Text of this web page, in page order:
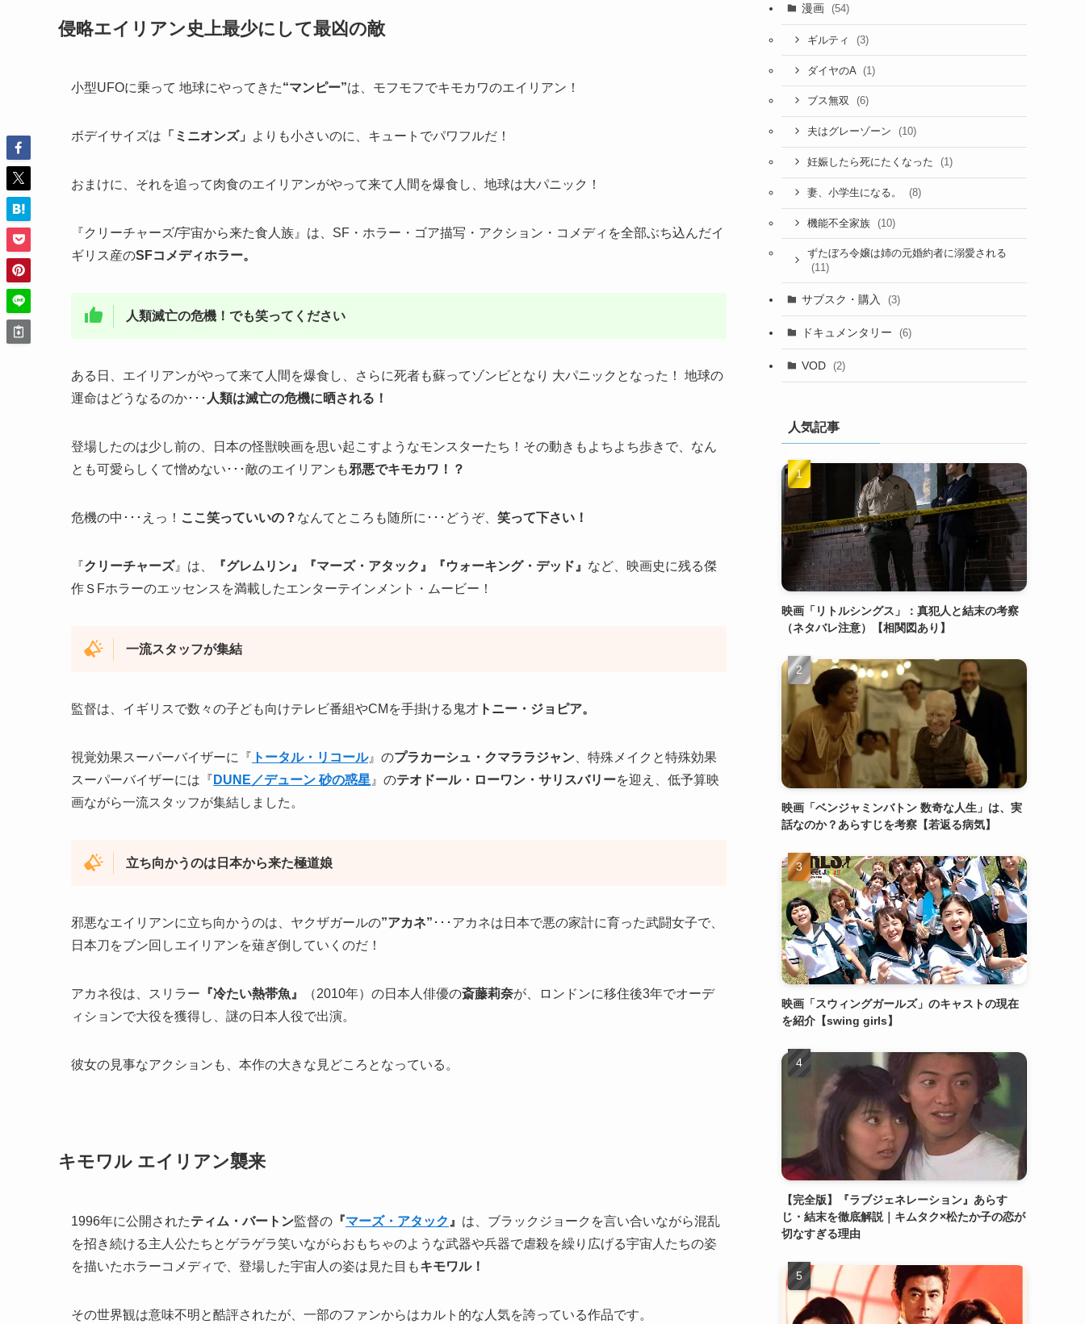
侵略エイリアン史上最少にして最凶の敵
小型UFOに乗って 地球にやってきた“マンピー”は、モフモフでキモカワのエイリアン！
ボデイサイズは 「ミニオンズ」 よりも小さいのに、キュートでパワフルだ！
おまけに、それを追って肉食のエイリアンがやって来て人間を爆食し、地球は大パニック！
『クリーチャーズ/宇宙から来た食人族』は、SF・ホラー・ゴア描写・アクション・コメディを全部ぶち込んだイ
ギリス産のSFコメディホラー。
人類滅亡の危機！ でも笑ってください
ある日、エイリアンがやって来て人間を爆食し、さらに死者も蘇ってゾンビとなり 大パニックとなった！ 地球の
運命はどうなるのか･･･ 人類は滅亡の危機に晒される！
登場したのは少し前の、日本の怪獣映画を思い起こすようなモンスターたち！その動きもよちよち歩きで、なん
とも可愛らしくて憎めない･･･敵のエイリアンも邪悪でキモカワ！？
危機の中･･･えっ！ ここ笑っていいの？ なんてところも随所に･･･どうぞ、 笑って下さい！
『クリーチャーズ』は、 『グレムリン』『マーズ・アタック』『ウォーキング・デッド』 など、映画史に残る傑
作ＳFホラーのエッセンスを満載したエンターテインメント・ムービー！
一流スタッフが集結
監督は、イギリスで数々の子ども向けテレビ番組やCMを手掛ける鬼才 トニー・ジョピア。
視覚効果スーパーバイザーに『 トータル・リコール』のプラカーシュ・クマララジャン 、特殊メイクと特殊効果
スーパーバイザーには『 DUNE／デューン 砂の惑星 』のテオドール・ローワン・サリスバリーを迎え、低予算映
画ながら一流スタッフが集結しました。
立ち向かうのは日本から来た極道娘
邪悪なエイリアンに立ち向かうのは、ヤクザガールの”アカネ” ･･･アカネは日本で悪の家計に育った武闘女子で、
日本刀をブン回しエイリアンを薙ぎ倒していくのだ！
アカネ役は、スリラー 『冷たい熱帯魚』 （2010年）の日本人俳優の斎藤莉奈が、ロンドンに移住後3年でオーデ
ィションで大役を獲得し、謎の日本人役で出演。
彼女の見事なアクションも、本作の大きな見どころとなっている。
キモワル エイリアン襲来
1996年に公開されたティム・バートン監督の 『マーズ・アタック 』 は、ブラックジョークを言い合いながら混乱
を招き続ける主人公たちとゲラゲラ笑いながらおもちゃのような武器や兵器で虐殺を繰り広げる宇宙人たちの姿
を描いたホラーコメディで、登場した宇宙人の姿は見た目もキモワル！
その世界観は意味不明と酷評されたが、一部のファンからはカルト的な人気を誇っている作品です。
漫画 (54)
ギルティ (3)
ダイヤのA (1)
ブス無双 (6)
夫はグレーゾーン (10)
妊娠したら死にたくなった (1)
妻、小学生になる。 (8)
機能不全家族 (10)
ずたぼろ令嬢は姉の元婚約者に溺愛される
(11)
サブスク・購入 (3)
ドキュメンタリー (6)
VOD (2)
人気記事
映画「リトルシングス」：真犯人と結末の考察
（ネタバレ注意）【相関図あり】
映画「ベンジャミンバトン 数奇な人生」は、実
話なのか？あらすじを考察【若返る病気】
映画「スウィングガールズ」のキャストの現在
を紹介【swing girls】
【完全版】『ラブジェネレーション』あらす
じ・結末を徹底解説｜キムタク×松たか子の恋が
切なすぎる理由